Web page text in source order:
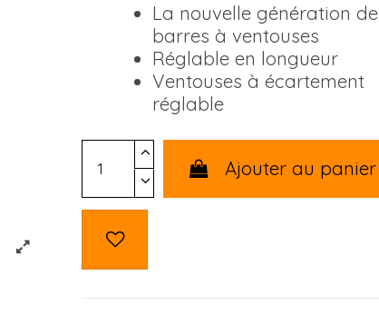
La nouvelle génération de
barres à ventouses
Réglable en longueur
Ventouses à écartement
réglable
Ajouter au panier